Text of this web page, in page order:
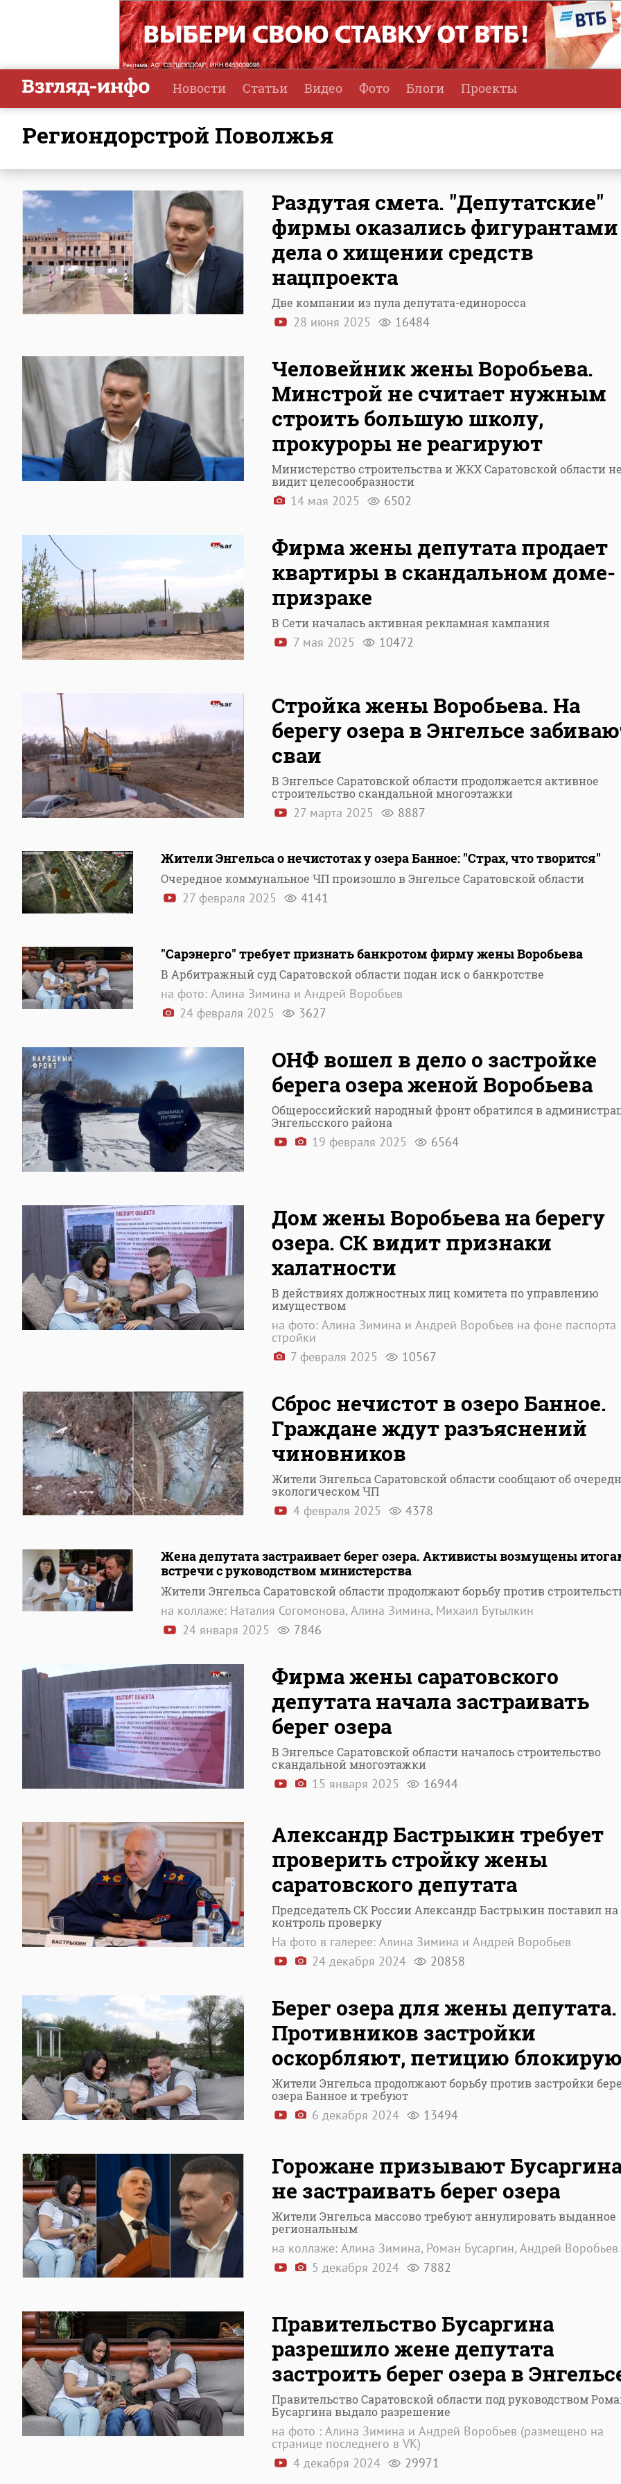
Новости Статьи Видео Фото Блоги Проекты
Региондорстрой Поволжья
Раздутая смета. "Депутатские"
фирмы оказались фигурантами
дела о хищении средств
нацпроекта
Две компании из пула депутата-единоросса
28 июня 2025 16484
Человейник жены Воробьева.
Минстрой не считает нужным
строить большую школу,
прокуроры не реагируют
Министерство строительства и ЖКХ Саратовской области
видит целесообразности
14 мая 2025 6502
Фирма жены депутата продает
квартиры в скандальном доме-
призраке
В Сети началась активная рекламная кампания
7 мая 2025 10472
Стройка жены Воробьева. На
берегу озера в Энгельсе
сваи
В Энгельсе Саратовской области продолжается активное
строительство скандальной многоэтажки
27 марта 2025 8887
Жители Энгельса о нечистотах у озера Банное: "Страх, что творится"
Очередное коммунальное ЧП произошло в Энгельсе Саратовской области
27 февраля 2025 4141
"Сарэнерго" требует признать банкротом фирму жены Воробьева
В Арбитражный суд Саратовской области подан иск о банкротстве
на фото: Алина Зимина и Андрей Воробьев
24 февраля 2025
3627
ОНФ вошел в дело о застройке
берега озера женой Воробьева
Общероссийский народный фронт обратился в
Энгельсского района
19 февраля 2025 6564
Дом жены Воробьева на берегу
озера. СК видит признаки
халатности
В действиях должностных лиц комитета по управлению
имуществом
на фото: Алина Зимина и Андрей Воробьев на фоне паспорта
стройки
7 февраля 2025
10567
Сброс нечистот в озеро Банное.
Граждане ждут разъяснений
чиновников
Жители Энгельса Саратовской области сообщают об
экологическом ЧП
4 февраля 2025 4378
Жена депутата застраивает берег озера. Активисты возмущены
встречи с руководством министерства
Жители Энгельса Саратовской области продолжают борьбу против
на коллаже: Наталия Согомонова, Алина Зимина, Михаил Бутылкин
24 января 2025
7846
Фирма жены саратовского
депутата начала застраивать
берег озера
В Энгельсе Саратовской области началось строительство
скандальной многоэтажки
15 января 2025 16944
Александр Бастрыкин требует
проверить стройку жены
саратовского депутата
Председатель СК России Александр Бастрыкин поставил на
контроль проверку
На фото в галерее: Алина Зимина и Андрей Воробьев
24 декабря 2024
20858
Берег озера для жены депутата.
Противников застройки
оскорбляют, петицию
Жители Энгельса продолжают борьбу против застройки
озера Банное и требуют
6 декабря 2024 13494
Горожане призывают
не застраивать берег озера
Жители Энгельса массово требуют аннулировать выданное
региональным
на коллаже: Алина Зимина, Роман Бусаргин, Андрей Воробьев
5 декабря 2024
7882
Правительство Бусаргина
разрешило жене депутата
застроить берег озера в
Правительство Саратовской области под руководством
Бусаргина выдало разрешение
на фото : Алина Зимина и Андрей Воробьев (размещено на
странице последнего в VK)
4 декабря 2024
29971